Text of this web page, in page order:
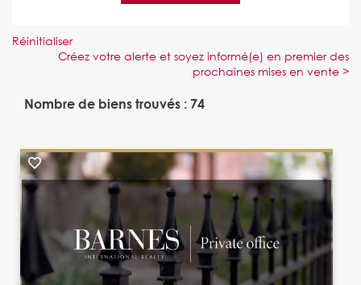
Réinitialiser
Créez votre alerte et soyez informé(e) en premier des
prochaines mises en vente >
Nombre de biens trouvés : 74